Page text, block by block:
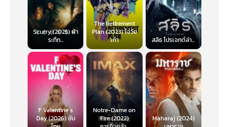
Scurry (2025) ฝ่า
ระทึก...
The Retirement
Plan (2023) โจ๋วัย
เก๋า
สลิธ โปรเจกต์ล่า...
F Valentine s
Day (2026) ซับ
Notre-Dame on
Fire (2022)
Maharaj (2024)